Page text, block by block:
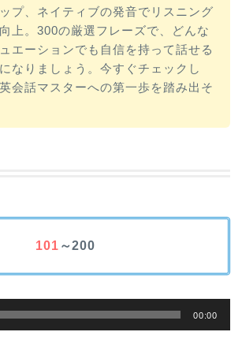
プ、ネイティブの発音でリスニング
上。300の厳選フレーズで、どんな
エーションでも自信を持って話せる
なりましょう。今すぐチェックし
会話マスターへの第一歩を踏み出そ
101 ～200
00:00